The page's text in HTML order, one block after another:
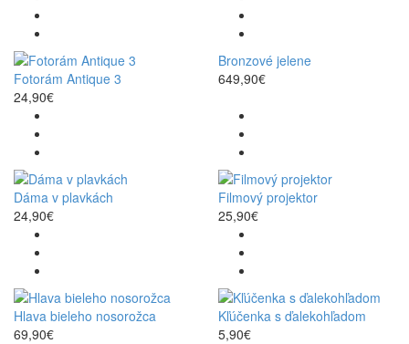
Fotorám Antique 3
24,90€
Bronzové jelene
649,90€
Dáma v plavkách
24,90€
Filmový projektor
25,90€
Hlava bieleho nosorožca
69,90€
Kľúčenka s ďalekohľadom
5,90€